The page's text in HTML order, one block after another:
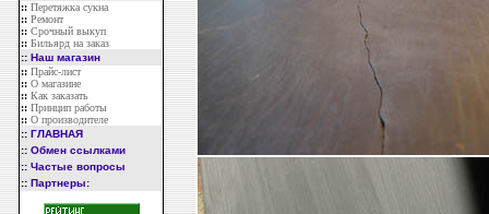
:: Перетяжка сукна
:: Ремонт
:: Срочный выкуп
:: Бильярд на заказ
:: Наш магазин
:: Прайс-лист
:: О магазине
:: Как заказать
:: Принцип работы
:: О производителе
:: ГЛАВНАЯ
:: Обмен ссылками
:: Частые вопросы
:: Партнеры: